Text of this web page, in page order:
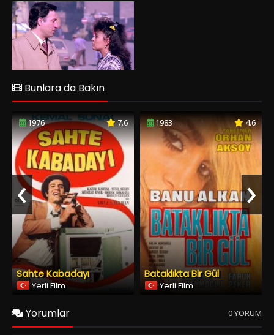
Bunlara da Bakın
1976 7.6
Sahte Kabadayı
Yerli Film
1983 4.6
Bataklıkta Bir Gül
Yerli Film
‹ ›
Yorumlar 0 YORUM